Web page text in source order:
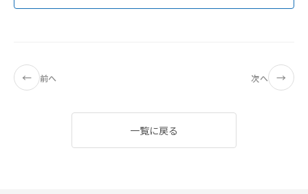
← 前へ 次へ →
一覧に戻る